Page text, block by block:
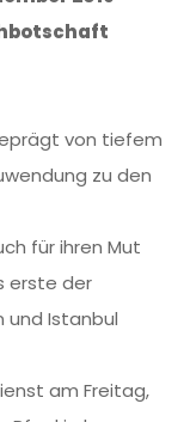
von tiefem
zu den
für ihren Mut
erste der
und Istanbul
am Freitag,